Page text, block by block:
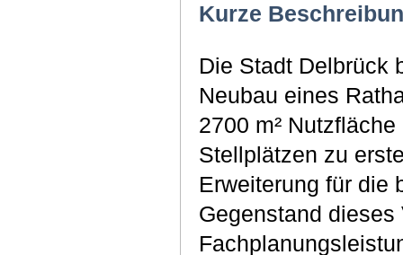
Kurze
Die Stadt Delbrück
Neubau eines
2700 m²
Stellplätzen zu
Erweiterung für die
Gegenstand